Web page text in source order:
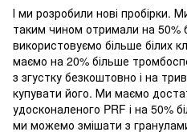
І ми розробили нові пробірки.
таким чином отримали на 50%
використовуємо більше білих
маємо на 20% більше
з згустку безкоштовно і на
купувати його. Ми маємо
удосконаленого PRF і на 50%
ми можемо змішати з